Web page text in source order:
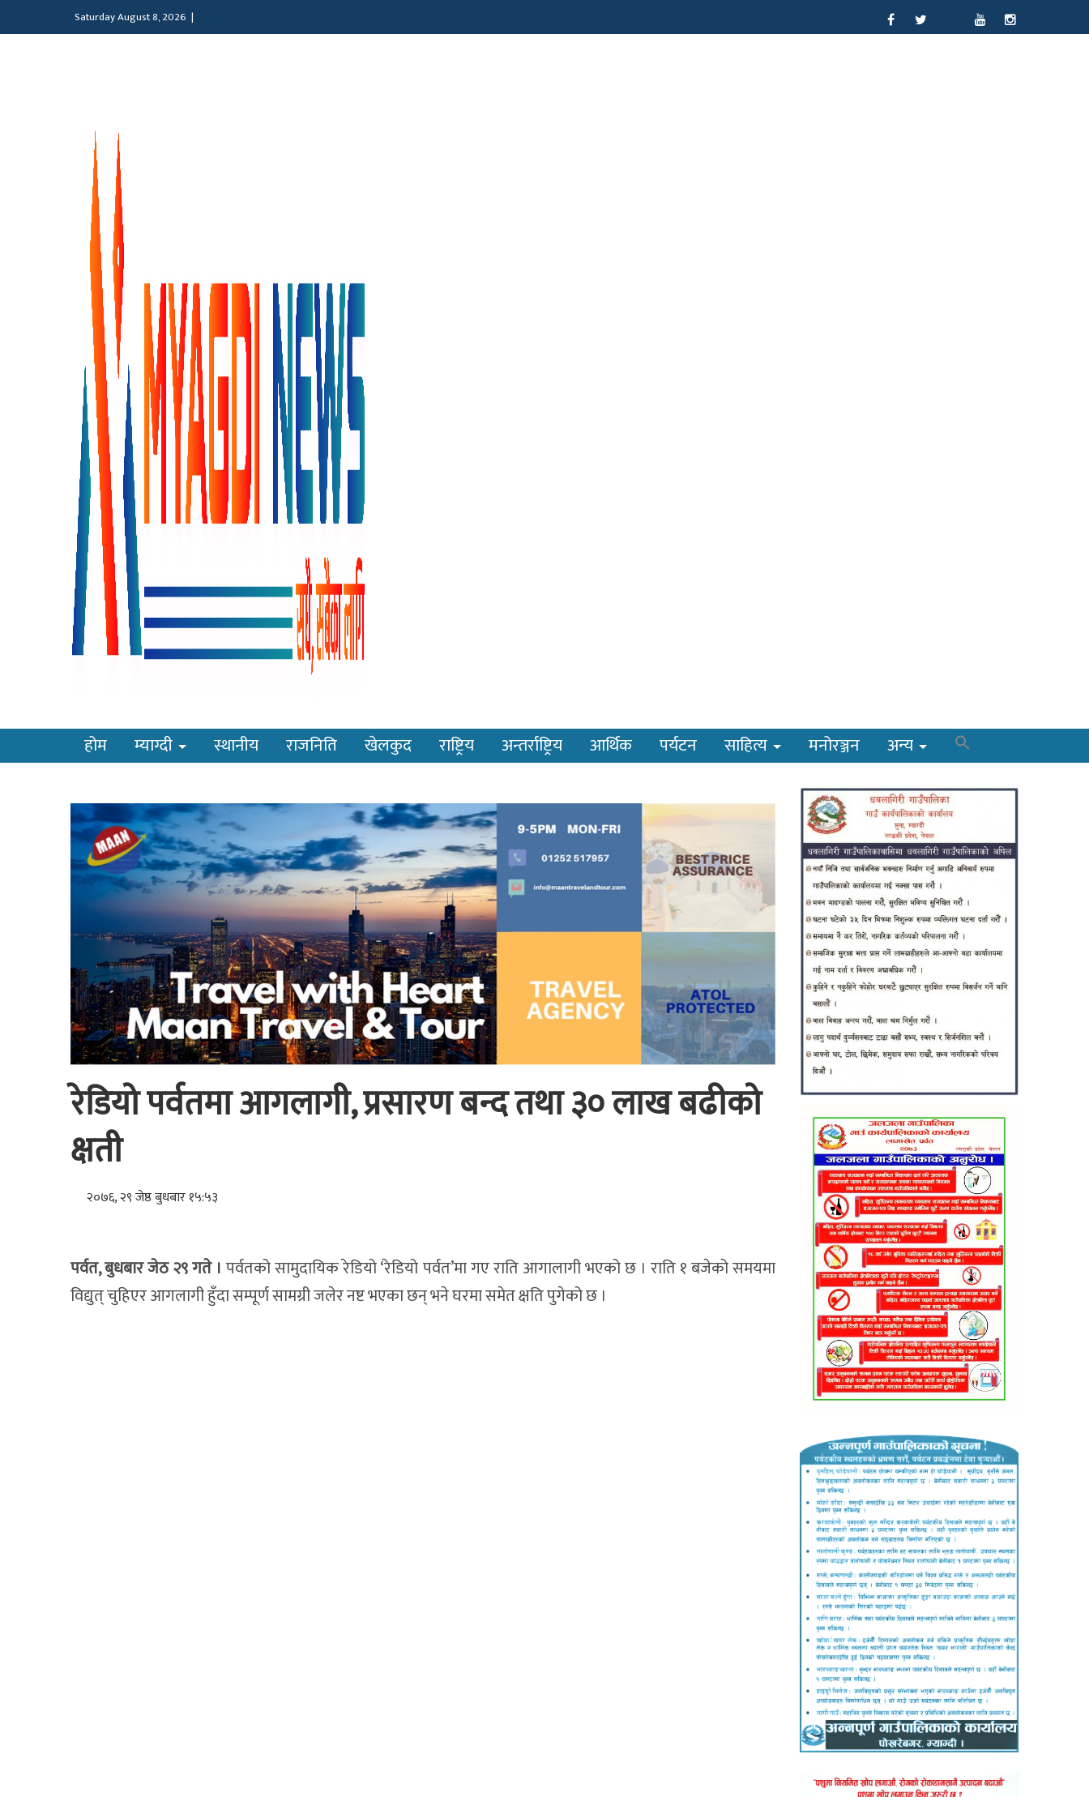
Saturday August 8, 2026 |
होम म्याग्दी स्थानीय राजनिति खेलकुद राष्ट्रिय अन्तर्राष्ट्रिय आर्थिक पर्यटन साहित्य मनोरञ्जन अन्य
रेडियो पर्वतमा आगलागी, प्रसारण बन्द तथा ३० लाख बढीको
क्षती
२०७६, २९ जेष्ठ बुधबार १५:५३
पर्वत, बुधबार जेठ २९ गते । पर्वतको सामुदायिक रेडियो ‘रेडियो पर्वत’मा गए राति आगालागी भएको छ । राति १ बजेको समयमा
विद्युत् चुहिएर आगलागी हुँदा सम्पूर्ण सामग्री जलेर नष्ट भएका छन् भने घरमा समेत क्षति पुगेको छ ।